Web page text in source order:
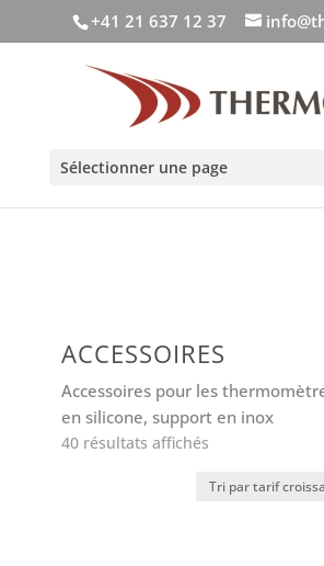
+41 21 637 12 37
Sélectionner une page
ACCESSOIRES
Accessoires pour les
en silicone, support en inox
40 résultats affichésTrié
prix